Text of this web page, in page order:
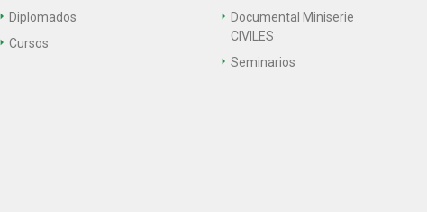
Diplomados
Cursos
Documental Miniserie
CIVILES
Seminarios